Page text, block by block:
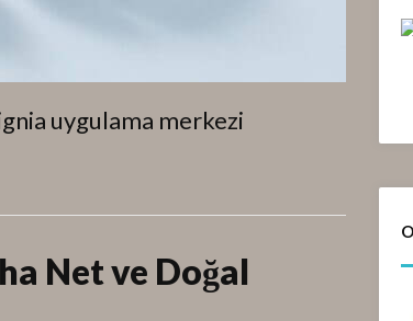
uygulama merkezi
Net ve Doğal